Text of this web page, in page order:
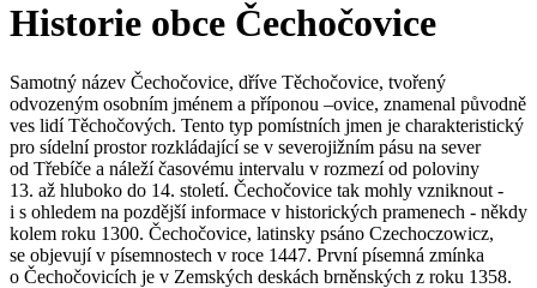
Historie obce Čechočovice
Samotný název Čechočovice, dříve Těchočovice, tvořený
odvozeným osobním jménem a příponou –ovice, znamenal původně
ves lidí Těchočových. Tento typ pomístních jmen je charakteristický
pro sídelní prostor rozkládající se v severojižním pásu na sever
od Třebíče a náleží časovému intervalu v rozmezí od poloviny
13. až hluboko do 14. století. Čechočovice tak mohly vzniknout -
i s ohledem na pozdější informace v historických pramenech - někdy
kolem roku 1300. Čechočovice, latinsky psáno Czechoczowicz,
se objevují v písemnostech v roce 1447. První písemná zmínka
o Čechočovicích je v Zemských deskách brněnských z roku 1358.